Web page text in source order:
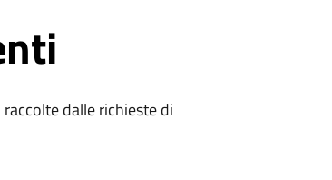
dalle richieste di